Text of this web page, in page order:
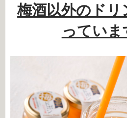
梅酒以外のドリ
っていま